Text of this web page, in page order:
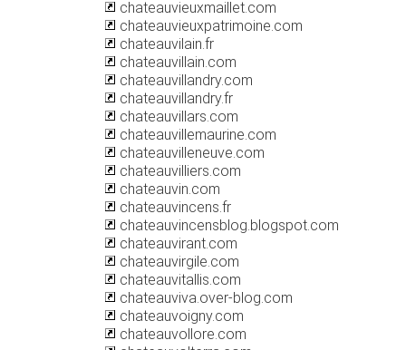
chateauvieuxmaillet.com
chateauvieuxpatrimoine.com
chateauvilain.fr
chateauvillain.com
chateauvillandry.com
chateauvillandry.fr
chateauvillars.com
chateauvillemaurine.com
chateauvilleneuve.com
chateauvilliers.com
chateauvin.com
chateauvincens.fr
chateauvincensblog.blogspot.com
chateauvirant.com
chateauvirgile.com
chateauvitallis.com
chateauviva.over-blog.com
chateauvoigny.com
chateauvollore.com